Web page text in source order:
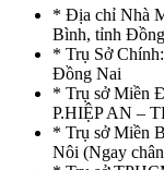
* Địa chỉ Nhà
Bình, tỉnh
* Trụ Sở
Đồng Nai
* Trụ sở Miền
P.HIỆP AN –
* Trụ sở Miền
Nôi (Ngay